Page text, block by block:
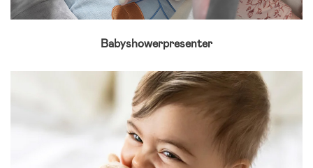
Babyshowerpresenter